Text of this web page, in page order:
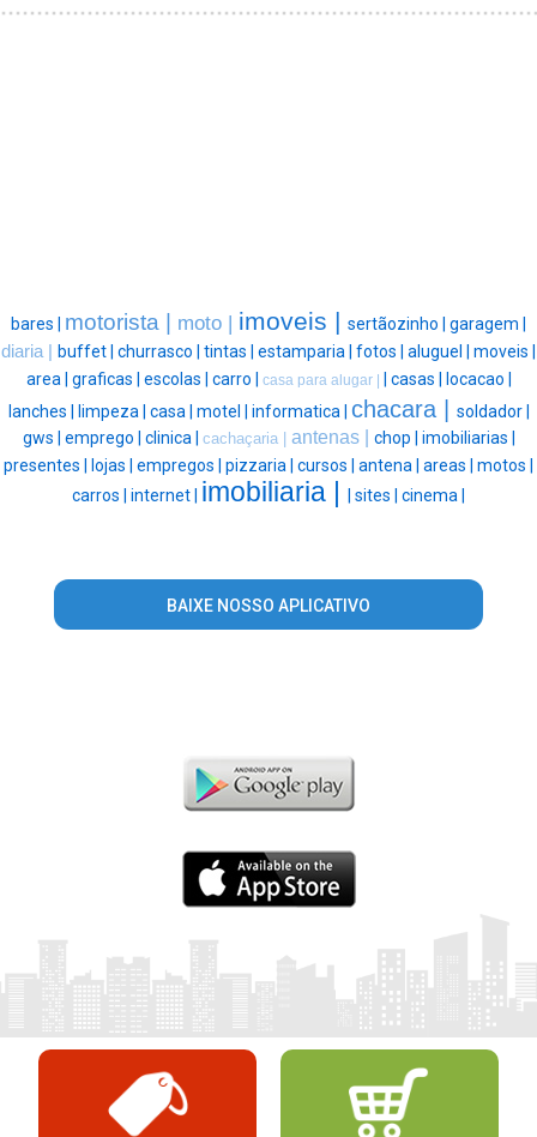
bares | motorista | moto | imoveis | sertãozinho | garagem |
diaria | buffet | churrasco | tintas | estamparia | fotos | aluguel | moveis |
area | graficas | escolas | carro | casa para alugar | | casas | locacao |
lanches | limpeza | casa | motel | informatica | chacara | soldador |
gws | emprego | clinica | cachaçaria | antenas | chop | imobiliarias |
presentes | lojas | empregos | pizzaria | cursos | antena | areas | motos |
carros | internet | imobiliaria | | sites | cinema |
BAIXE NOSSO APLICATIVO